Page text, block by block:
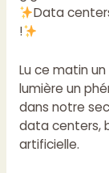
Data
!
Lu ce matin
lumière un
dans notre
data centers,
artificielle.